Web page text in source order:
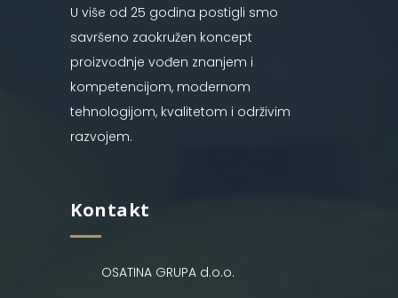
U više od 25 godina postigli smo
savršeno zaokružen koncept
proizvodnje vođen znanjem i
kompetencijom, modernom
tehnologijom, kvalitetom i održivim
razvojem.
Kontakt
OSATINA GRUPA d.o.o.